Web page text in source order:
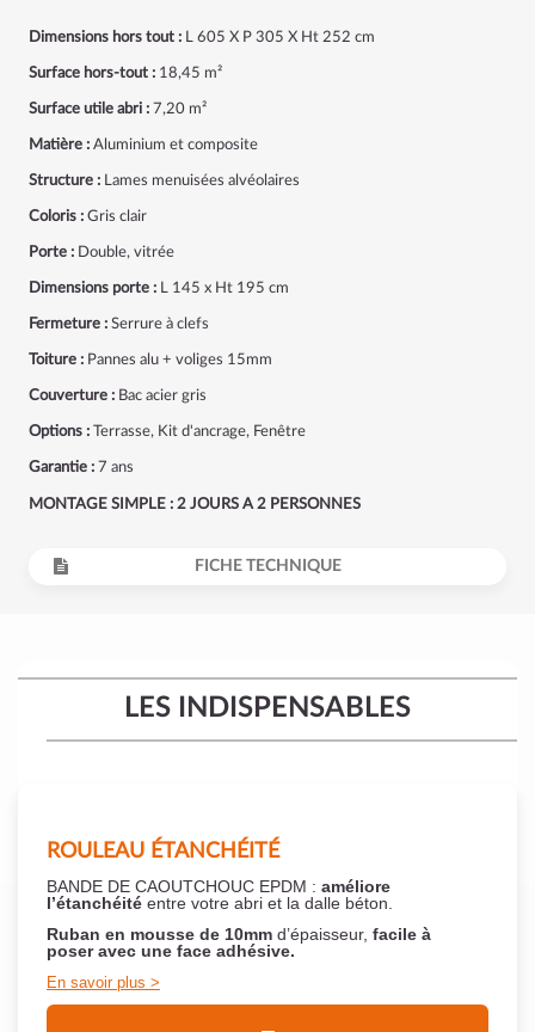
Dimensions hors tout : L 605 X P 305 X Ht 252 cm
Surface hors-tout : 18,45 m²
Surface utile abri : 7,20 m²
Matière : Aluminium et composite
Structure : Lames menuisées alvéolaires
Coloris : Gris clair
Porte : Double, vitrée
Dimensions porte : L 145 x Ht 195 cm
Fermeture : Serrure à clefs
Toiture : Pannes alu + voliges 15mm
Couverture : Bac acier gris
Options : Terrasse, Kit d'ancrage, Fenêtre
Garantie : 7 ans
MONTAGE SIMPLE : 2 JOURS A 2 PERSONNES
FICHE TECHNIQUE
LES INDISPENSABLES
ROULEAU ÉTANCHÉITÉ
BANDE DE CAOUTCHOUC EPDM : améliore
l’étanchéité entre votre abri et la dalle béton.
Ruban en mousse de 10mm d’épaisseur, facile à
poser avec une face adhésive.
En savoir plus